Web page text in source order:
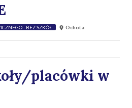
- BEZ SZKÓŁ Ochota
placówki w